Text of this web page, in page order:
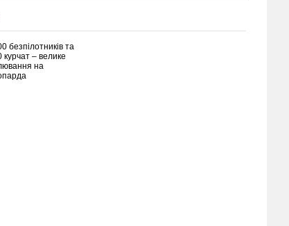
безпілотників та
курчат – велике
на